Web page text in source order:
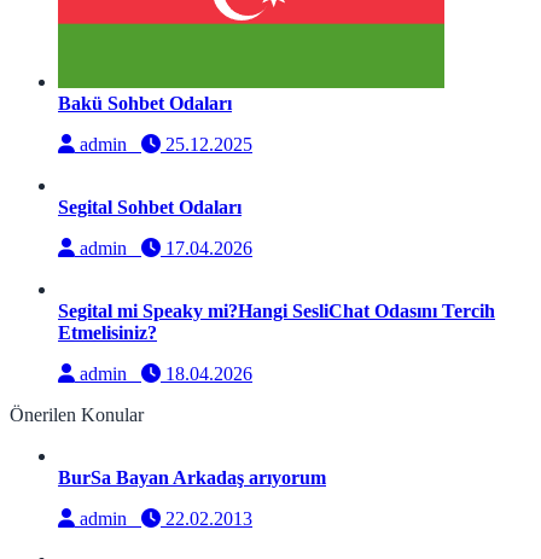
Bakü Sohbet Odaları
admin
25.12.2025
Segital Sohbet Odaları
admin
17.04.2026
Segital mi Speaky mi?Hangi SesliChat Odasını Tercih
Etmelisiniz?
admin
18.04.2026
Önerilen Konular
BurSa Bayan Arkadaş arıyorum
admin
22.02.2013